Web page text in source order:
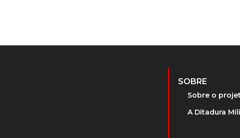
SOBRE
Sobre o
A Ditadura